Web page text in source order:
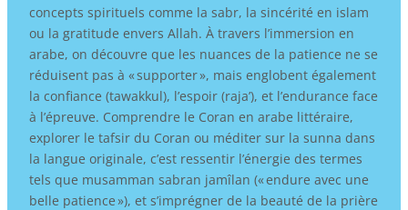
concepts spirituels comme la sabr, la sincérité en islam
ou la gratitude envers Allah. À travers l’immersion en
arabe, on découvre que les nuances de la patience ne se
réduisent pas à « supporter », mais englobent également
la confiance (tawakkul), l’espoir (raja’), et l’endurance face
à l’épreuve. Comprendre le Coran en arabe littéraire,
explorer le tafsir du Coran ou méditer sur la sunna dans
la langue originale, c’est ressentir l’énergie des termes
tels que musamman sabran jamîlan (« endure avec une
belle patience »), et s’imprégner de la beauté de la prière